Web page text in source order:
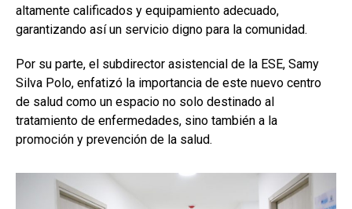
altamente calificados y equipamiento adecuado,
garantizando así un servicio digno para la comunidad.
Por su parte, el subdirector asistencial de la ESE, Samy
Silva Polo, enfatizó la importancia de este nuevo centro
de salud como un espacio no solo destinado al
tratamiento de enfermedades, sino también a la
promoción y prevención de la salud.